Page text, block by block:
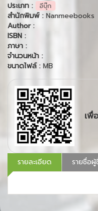
ประเภท : อีบุ๊ก
สำนักพิมพ์ : Nanmeebooks
Author :
ISBN :
ภาษา :
จำนวนหน้า :
ขนาดไฟล์ : MB
เพื่
รายละเอียด รายชื่อ